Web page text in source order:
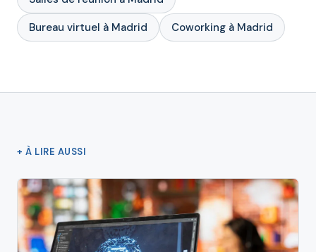
Bureau virtuel à Madrid
Coworking à Madrid
+ À LIRE AUSSI